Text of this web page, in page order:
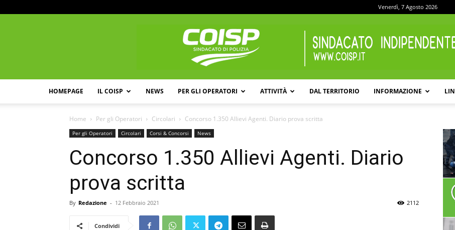
Venerdì, 7 Agosto 2026
HOMEPAGE IL COISP NEWS PER GLI OPERATORI ATTIVITÀ DAL TERRITORIO INFORMAZIONE
Home Per gli Operatori Circolari Concorso 1.350 Allievi Agenti. Diario prova scritta
Per gli Operatori Circolari Corsi & Concorsi News
Concorso 1.350 Allievi Agenti. Diario
prova scritta
By Redazione - 12 Febbraio 2021 2112
Condividi